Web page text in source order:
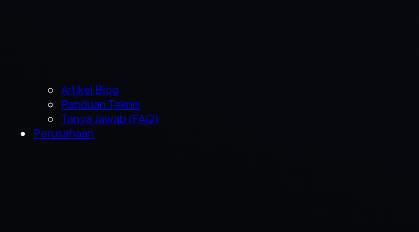
Artikel Blog
Panduan Teknis
Tanya Jawab (FAQ)
Perusahaan